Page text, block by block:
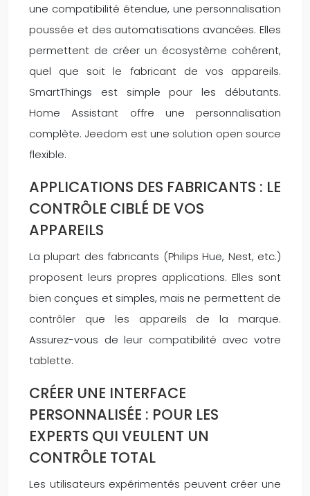
une compatibilité étendue, une personnalisation
poussée et des automatisations avancées. Elles
permettent de créer un écosystème cohérent,
quel que soit le fabricant de vos appareils.
SmartThings est simple pour les débutants.
Home Assistant offre une personnalisation
complète. Jeedom est une solution open source
flexible.
APPLICATIONS DES FABRICANTS : LE
CONTRÔLE CIBLÉ DE VOS
APPAREILS
La plupart des fabricants (Philips Hue, Nest, etc.)
proposent leurs propres applications. Elles sont
bien conçues et simples, mais ne permettent de
contrôler que les appareils de la marque.
Assurez-vous de leur compatibilité avec votre
tablette.
CRÉER UNE INTERFACE
PERSONNALISÉE : POUR LES
EXPERTS QUI VEULENT UN
CONTRÔLE TOTAL
Les utilisateurs expérimentés peuvent créer une